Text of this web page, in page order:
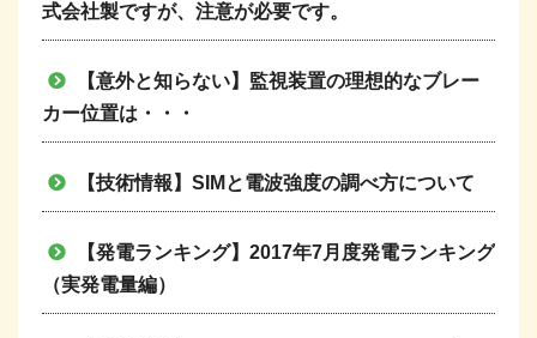
式会社製ですが、注意が必要です。
【意外と知らない】監視装置の理想的なブレー
カー位置は・・・
【技術情報】SIMと電波強度の調べ方について
【発電ランキング】2017年7月度発電ランキング
（実発電量編）